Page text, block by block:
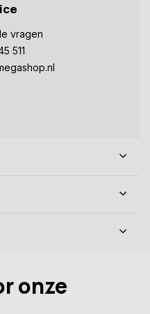
vragen
511
onze